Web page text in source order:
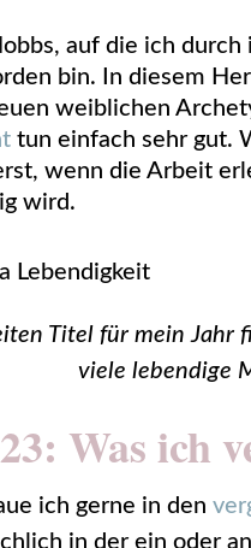
auf die ich
bin. In diesem
weiblichen
tun einfach sehr gut.
wenn die Arbeit
wird.
Titel für mein Jahr
viele lebendige
Was ich
ich gerne in den
in der ein oder